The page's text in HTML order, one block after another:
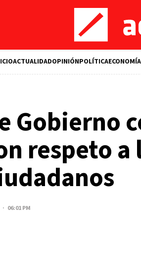
ACTUALIDADOPINIÓNPOLÍTICAECONOMÍA
Gobierno
respeto a
06:01 PM